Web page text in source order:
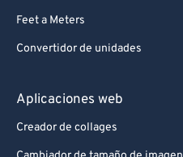
Feet a Meters
Convertidor de unidades
Aplicaciones web
Creador de collages